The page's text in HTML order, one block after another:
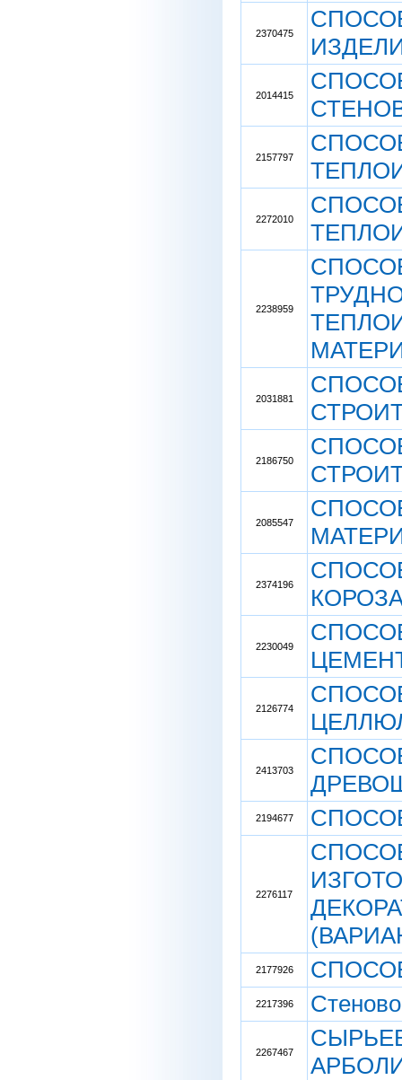
2370475
2014415
2157797
2272010
2238959
2031881
2186750
2085547
2374196
2230049
2126774
2413703
2194677
2276117
2177926
2217396
2267467